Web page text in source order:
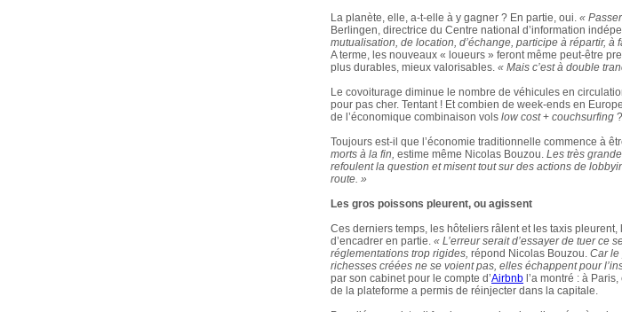
La planète, elle, a-t-elle à y gagner ? En partie, oui. «
Berlingen, directrice du Centre national d’information
mutualisation, de location, d’échange, participe à répartir,
A terme, les nouveaux « loueurs » feront même peut-être
plus durables, mieux valorisables. « Mais c’est à double
Le covoiturage diminue le nombre de véhicules en
pour pas cher. Tentant ! Et combien de week-ends en
de l’économique combinaison vols low cost+ couchsurfing ?
Toujours est-il que l’économie traditionnelle commence à
morts à la fin, estime même Nicolas Bouzou. Les très
refoulent la question et misent tout sur des actions de
route. »
Les gros poissons pleurent, ou agissent
Ces derniers temps, les hôteliers râlent et les taxis
d’encadrer en partie. « L’erreur serait d’essayer de tuer ce
réglementations trop rigides, répond Nicolas Bouzou. Car le
richesses créées ne se voient pas, elles échappent pour
par son cabinet pour le compte d’Airbnb l’a montré : à
de la plateforme a permis de réinjecter dans la capitale.